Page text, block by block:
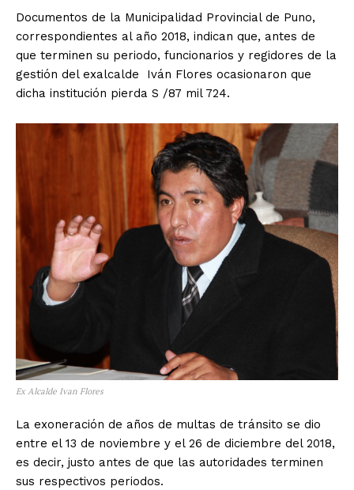
Documentos de la Municipalidad Provincial de Puno,
correspondientes al año 2018, indican que, antes de
que terminen su periodo, funcionarios y regidores de la
gestión del exalcalde Iván Flores ocasionaron que
dicha institución pierda S /87 mil 724.
Ex Alcalde Ivan Flores
La exoneración de años de multas de tránsito se dio
entre el 13 de noviembre y el 26 de diciembre del 2018,
es decir, justo antes de que las autoridades terminen
sus respectivos periodos.